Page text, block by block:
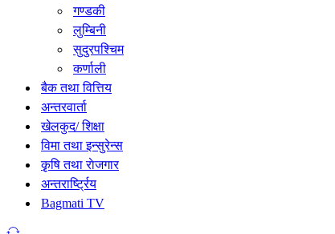
गण्डकी
लुम्बिनी
सुदुरपश्चिम
कर्णाली
बैक तथा वित्तिय
अन्तरवार्ता
खेलकुद/ शिक्षा
विमा तथा इन्सुरेन्स
कृृषि तथा राेजगार
अन्तरार्ष्ट्रिय
Bagmati TV